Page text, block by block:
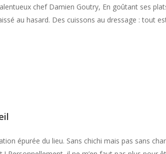
chef Damien Goutry, En goûtant ses
au hasard. Des cuissons au dressage : tout
épurée du lieu. Sans chichi mais pas sans